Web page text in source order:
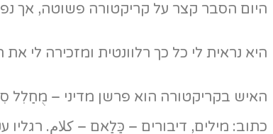
היום הסבר קצר על קריקטורה פשוטה, אך
היא נראית לי כל כך רלוונטית ומזכירה לי
האיש בקריקטורה הוא פרשן מדיני – מֻחַלִל
כתוב: מילים, דיבורים – כַּלַאם – كلام.